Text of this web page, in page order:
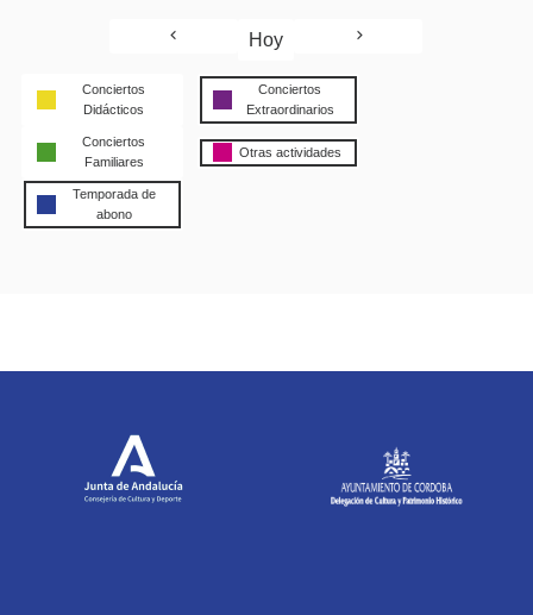
Hoy
Conciertos
Didácticos
Conciertos
Extraordinarios
Conciertos
Familiares
Otras actividades
Temporada de
abono